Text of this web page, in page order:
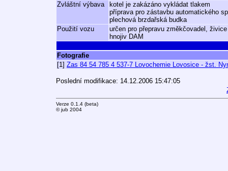
Zvláštní výbava
kotel je zakázáno vykládat tlakem
příprava pro zástavbu automatického
plechová brzdařská budka
Použití vozu
určen pro přepravu změkčovadel,
hnojiv DAM
Fotografie
[1] Zas 84 54 785 4 537-7 Lovochemie Lovosice - žst.
Poslední modifikace: 14.12.2006 15:47:05
Verze 0.1.4 (beta)
© jub 2004